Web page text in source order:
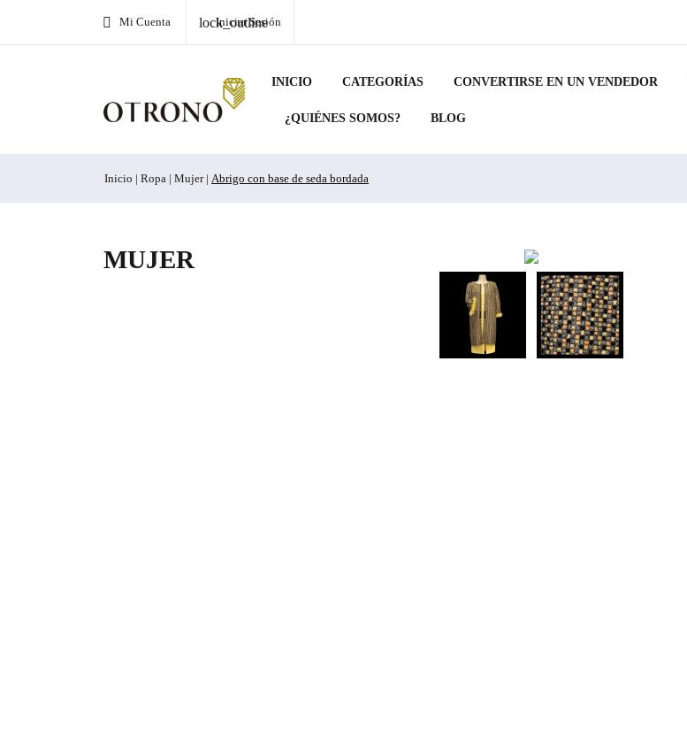
 Mi Cuenta lock_outline
Iniciar Sesión
INICIO CATEGORÍAS CONVERTIRSE EN UN VENDEDOR
¿QUIÉNES SOMOS? BLOG
Inicio Ropa Mujer Abrigo con base de seda bordada
MUJER